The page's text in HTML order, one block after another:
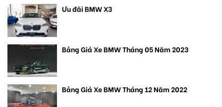
Ưu đãi BMW X3
Bảng Giá Xe BMW Tháng 05 Năm 2023
Bảng Giá Xe BMW Tháng 12 Năm 2022